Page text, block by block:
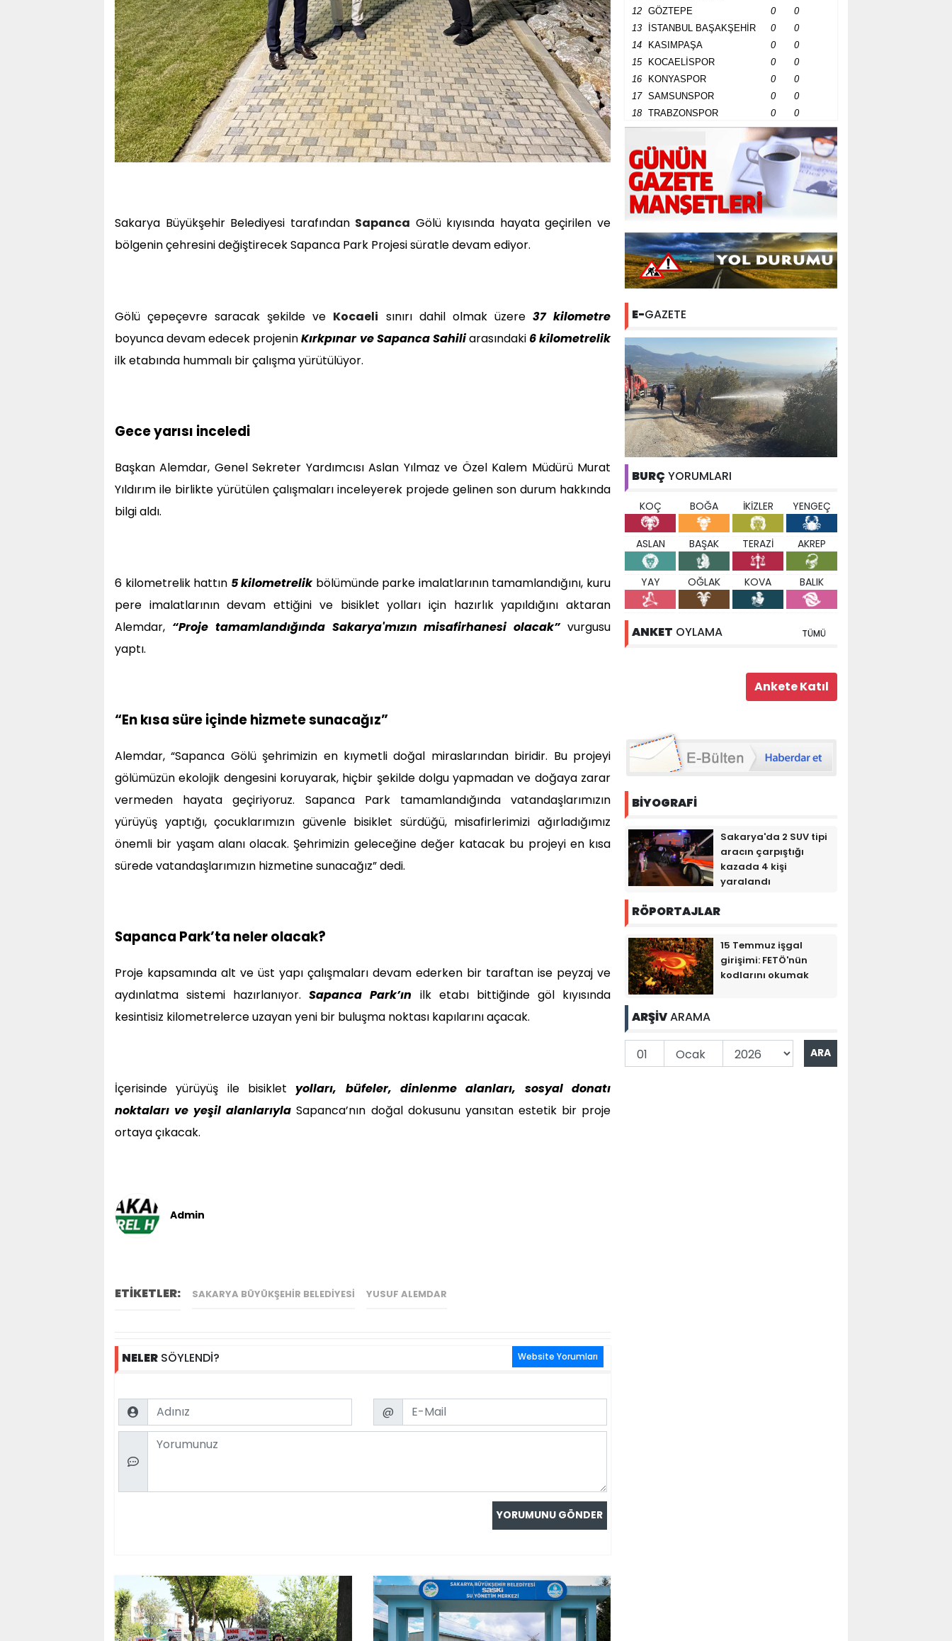
Sakarya Büyükşehir Belediyesi tarafından Sapanca Gölü kıyısında hayata geçirilen ve
bölgenin çehresini değiştirecek Sapanca Park Projesi süratle devam ediyor.
Gölü çepeçevre saracak şekilde ve Kocaeli sınırı dahil olmak üzere 37 kilometre
boyunca devam edecek projeninKırkpınar ve Sapanca Sahiliarasındaki 6 kilometrelik
ilk etabında hummalı bir çalışma yürütülüyor.
Gece yarısı inceledi
Başkan Alemdar, Genel Sekreter Yardımcısı Aslan Yılmaz ve Özel Kalem Müdürü Murat
Yıldırım ile birlikte yürütülen çalışmaları inceleyerek projede gelinen son durum hakkında
bilgi aldı.
6 kilometrelik hattın 5 kilometrelikbölümünde parke imalatlarının tamamlandığını, kuru
pere imalatlarının devam ettiğini ve bisiklet yolları için hazırlık yapıldığını aktaran
Alemdar, “Proje tamamlandığında Sakarya'mızın misafirhanesi olacak”vurgusu
yaptı.
“En kısa süre içinde hizmete sunacağız”
Alemdar, “Sapanca Gölü şehrimizin en kıymetli doğal miraslarından biridir. Bu projeyi
gölümüzün ekolojik dengesini koruyarak, hiçbir şekilde dolgu yapmadan ve doğaya zarar
vermeden hayata geçiriyoruz. Sapanca Park tamamlandığında vatandaşlarımızın
yürüyüş yaptığı, çocuklarımızın güvenle bisiklet sürdüğü, misafirlerimizi ağırladığımız
önemli bir yaşam alanı olacak. Şehrimizin geleceğine değer katacak bu projeyi en kısa
sürede vatandaşlarımızın hizmetine sunacağız” dedi.
Sapanca Park’ta neler olacak?
Proje kapsamında alt ve üst yapı çalışmaları devam ederken bir taraftan ise peyzaj ve
aydınlatma sistemi hazırlanıyor.Sapanca Park’ın ilk etabı bittiğinde göl kıyısında
kesintisiz kilometrelerce uzayan yeni bir buluşma noktası kapılarını açacak.
İçerisinde yürüyüş ile bisikletyolları, büfeler, dinlenme alanları, sosyal donatı
noktaları ve yeşil alanlarıyla Sapanca’nın doğal dokusunu yansıtan estetik bir proje
ortaya çıkacak.
Admin
ETİKETLER: SAKARYA BÜYÜKŞEHIR BELEDIYESI YUSUF ALEMDAR
NELER SÖYLENDİ? Website Yorumları
Name Email
@
Comment
12
GÖZTEPE 0
0
13
İSTANBUL BAŞAKŞEHİR 0
0
14
KASIMPAŞA 0
0
15
KOCAELİSPOR 0
0
16
KONYASPOR 0
0
17
SAMSUNSPOR 0
0
18
TRABZONSPOR 0 0
E-GAZETE
BURÇ YORUMLARI
KOÇ BOĞA İKİZLER YENGEÇ
ASLAN BAŞAK TERAZİ AKREP
YAY OĞLAK KOVA BALIK
ANKET OYLAMA TÜMÜ
BİYOGRAFİ
Sakarya'da 2 SUV tipi
aracın çarpıştığı
kazada 4 kişi
yaralandı
RÖPORTAJLAR
15 Temmuz işgal
girişimi: FETÖ'nün
kodlarını okumak
ARŞİVARAMA